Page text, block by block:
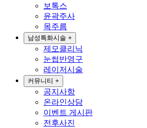
보톡스
윤곽주사
목주름
남성특화시술 +
제모클리닉
눈썹반영구
레이저시술
커뮤니티 +
공지사항
온라인상담
이벤트 게시판
전후사진